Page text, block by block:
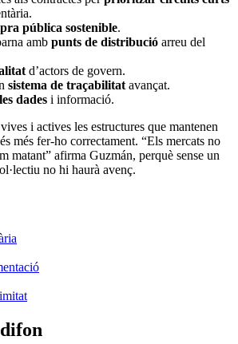
pública sostenible.
amb punts de distribució arreu del
d’actors de govern.
sistema de traçabilitat avançat.
dades i informació.
i actives les estructures que mantenen
més fer-ho correctament. “Els mercats no
matant” afirma Guzmán, perquè sense un
no hi haurà avenç.